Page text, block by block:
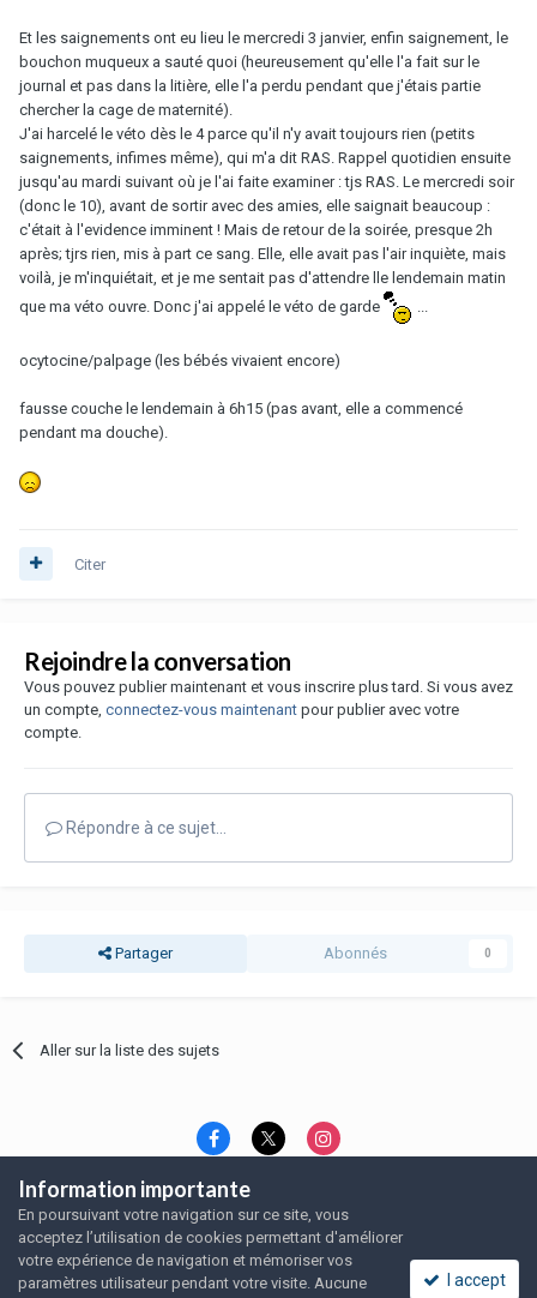
Et les saignements ont eu lieu le mercredi 3 janvier, enfin saignement, le
bouchon muqueux a sauté quoi (heureusement qu'elle l'a fait sur le
journal et pas dans la litière, elle l'a perdu pendant que j'étais partie
chercher la cage de maternité).
J'ai harcelé le véto dès le 4 parce qu'il n'y avait toujours rien (petits
saignements, infimes même), qui m'a dit RAS. Rappel quotidien ensuite
jusqu'au mardi suivant où je l'ai faite examiner : tjs RAS. Le mercredi soir
(donc le 10), avant de sortir avec des amies, elle saignait beaucoup :
c'était à l'evidence imminent ! Mais de retour de la soirée, presque 2h
après; tjrs rien, mis à part ce sang. Elle, elle avait pas l'air inquiète, mais
voilà, je m'inquiétait, et je me sentait pas d'attendre lle lendemain matin
que ma véto ouvre. Donc j'ai appelé le véto de garde
ocytocine/palpage (les bébés vivaient encore)
fausse couche le lendemain à 6h15 (pas avant, elle a commencé
pendant ma douche).
Citer
Rejoindre la conversation
Vous pouvez publier maintenant et vous inscrire plus tard. Si vous avez
un compte, connectez-vous maintenant pour publier avec votre
compte.
Répondre à ce sujet…
Partager Abonnés 0
Aller sur la liste des sujets
Langue Thème
Politique de confidentialité
Nous contacter
Nous contacter
SRFA, l'association des amoureux du rat domestique
Powered by Invision Community
Information importante
En poursuivant votre navigation sur ce site, vous
acceptez l’utilisation de cookies permettant d'améliorer
votre expérience de navigation et mémoriser vos
paramètres utilisateur pendant votre visite. Aucune
I accept